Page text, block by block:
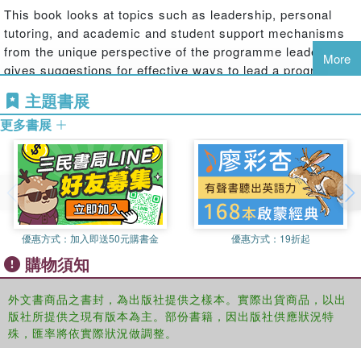
This book looks at topics such as leadership, personal
tutoring, and academic and student support mechanisms
from the unique perspective of the programme leader. It
gives suggestions for effective ways to lead a programme,
skills, and offers proven strategies from across various
contexts within the role. Vignettes, which include
descriptions of authentic situations provided by
programme leaders, sit alongside probing questions to
prompt reflection for professional development.
This practical text is a must-read for programme leaders
working in higher education and provides the guidance
necessary to help them create an environment that is
inclusive, caring, compassionate, and supportive.
More
主題書展
更多書展
優惠方式： 加入即送50元購書金 優惠方式： 19折起
購物須知
外文書商品之書封，為出版社提供之樣本。實際出貨商品，以出
版社所提供之現有版本為主。部份書籍，因出版社供應狀況特
殊，匯率將依實際狀況做調整。